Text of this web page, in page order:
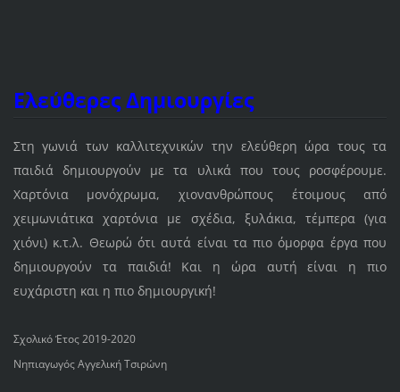
Ελεύθερες Δημιουργίες
Στη γωνιά των καλλιτεχνικών την ελεύθερη ώρα τους τα
παιδιά δημιουργούν με τα υλικά που τους ροσφέρουμε.
Χαρτόνια μονόχρωμα, χιονανθρώπους έτοιμους από
χειμωνιάτικα χαρτόνια με σχέδια, ξυλάκια, τέμπερα (για
χιόνι) κ.τ.λ. Θεωρώ ότι αυτά είναι τα πιο όμορφα έργα που
δημιουργούν τα παιδιά! Και η ώρα αυτή είναι η πιο
ευχάριστη και η πιο δημιουργική!
Σχολικό Έτος 2019-2020
Νηπιαγωγός Αγγελική Τσιρώνη